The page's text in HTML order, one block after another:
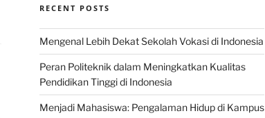
RECENT POSTS
Mengenal Lebih Dekat Sekolah Vokasi di Indonesia
Peran Politeknik dalam Meningkatkan Kualitas
Pendidikan Tinggi di Indonesia
Menjadi Mahasiswa: Pengalaman Hidup di Kampus